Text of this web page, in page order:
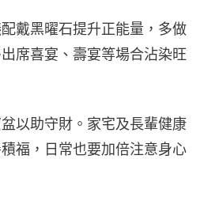
戴黑曜石提升正能量，多做
席喜宴、壽宴等場合沾染旺
以助守財。家宅及長輩健康
福，日常也要加倍注意身心